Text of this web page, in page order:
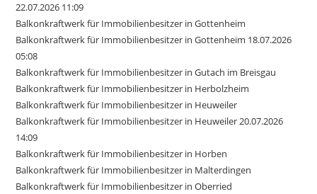
22.07.2026 11:09
Balkonkraftwerk für Immobilienbesitzer in Gottenheim
Balkonkraftwerk für Immobilienbesitzer in Gottenheim 18.07.2026
05:08
Balkonkraftwerk für Immobilienbesitzer in Gutach im Breisgau
Balkonkraftwerk für Immobilienbesitzer in Herbolzheim
Balkonkraftwerk für Immobilienbesitzer in Heuweiler
Balkonkraftwerk für Immobilienbesitzer in Heuweiler 20.07.2026
14:09
Balkonkraftwerk für Immobilienbesitzer in Horben
Balkonkraftwerk für Immobilienbesitzer in Malterdingen
Balkonkraftwerk für Immobilienbesitzer in Oberried